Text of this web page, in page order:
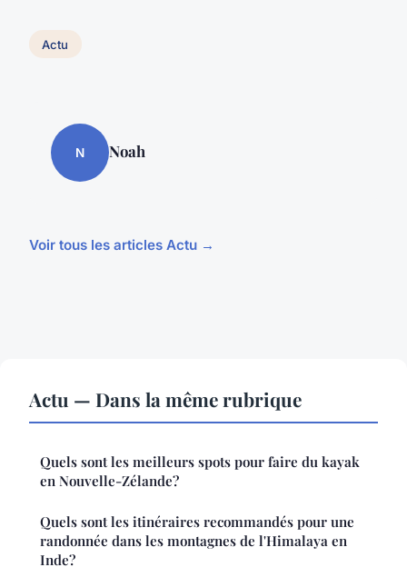
Actu
N Noah
Voir tous les articles Actu →
Actu — Dans la même rubrique
Quels sont les meilleurs spots pour faire du kayak
en Nouvelle-Zélande?
Quels sont les itinéraires recommandés pour une
randonnée dans les montagnes de l'Himalaya en
Inde?